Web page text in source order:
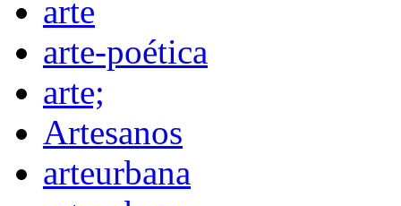
arte
arte-poética
arte;
Artesanos
arteurbana